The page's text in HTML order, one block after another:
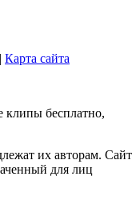
| Карта сайта
клипы бесплатно,
их авторам. Сайт
для лиц